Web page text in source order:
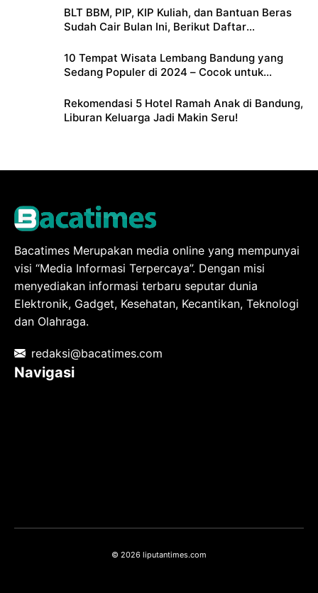
BLT BBM, PIP, KIP Kuliah, dan Bantuan Beras
Sudah Cair Bulan Ini, Berikut Daftar
10 Tempat Wisata Lembang Bandung yang
Sedang Populer di 2024 – Cocok untuk
Rekomendasi 5 Hotel Ramah Anak di Bandung,
Liburan Keluarga Jadi Makin Seru!
Bacatimes Merupakan media online yang mempunyai
visi “Media Informasi Terpercaya”. Dengan misi
menyediakan informasi terbaru seputar dunia
Elektronik, Gadget, Kesehatan, Kecantikan, Teknologi
dan Olahraga.
redaksi@bacatimes.com
Navigasi
© 2026 liputantimes.com